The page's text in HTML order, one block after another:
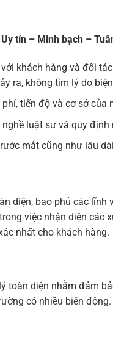
Uy tín – Minh bạch –
khách hàng và đối
ra, không tìm lý do
tiến độ và cơ sở
luật sư và quy định
mắt cũng như lâu
diện, bao phủ các
việc nhận diện
nhất cho khách hàng.
toàn diện nhằm đảm
có nhiều biến